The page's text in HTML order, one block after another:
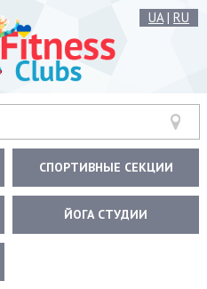
UA| RU
СПОРТИВНЫЕ СЕКЦИИ
ЙОГА СТУДИИ